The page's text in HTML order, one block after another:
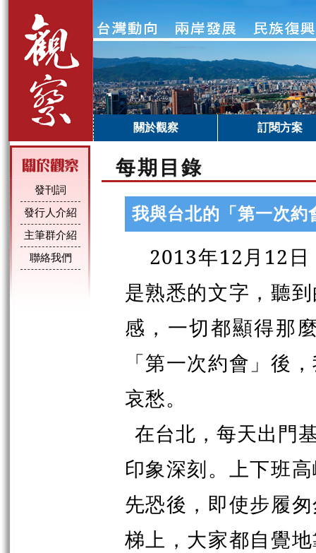
關於觀察 訂閱方案
發刊詞
發行人介紹
主筆群介紹
聯絡我們
每期目錄
我與台北的「第一次約
2013年12月12日
是熟悉的文字，聽
感，一切都顯得那
「第一次約會」後
哀愁。
在台北，每天出門
印象深刻。上下班
先恐後，即使步履
梯上，大家都自覺